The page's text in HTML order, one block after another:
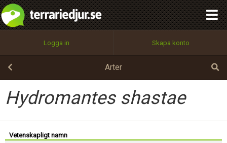
Logga in Skapa konto
Arter
Hydromantes shastae
Vetenskapligt namn
Utför
100%
OK
integritetspolicy
Namn:
Epost:
Användarnamn:
Begär nytt lösenord
Tillbaka till förstasidan